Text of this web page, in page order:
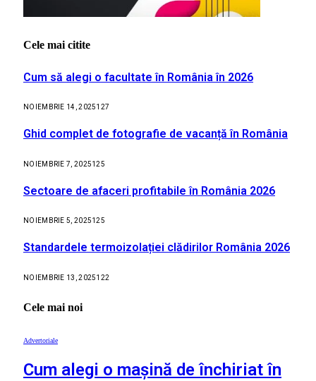
Cele mai citite
Cum să alegi o facultate în România în 2026
NOIEMBRIE 14, 2025127
Ghid complet de fotografie de vacanță în România
NOIEMBRIE 7, 2025125
Sectoare de afaceri profitabile în România 2026
NOIEMBRIE 5, 2025125
Standardele termoizolației clădirilor România 2026
NOIEMBRIE 13, 2025122
Cele mai noi
Advertoriale
Cum alegi o mașină de închiriat în